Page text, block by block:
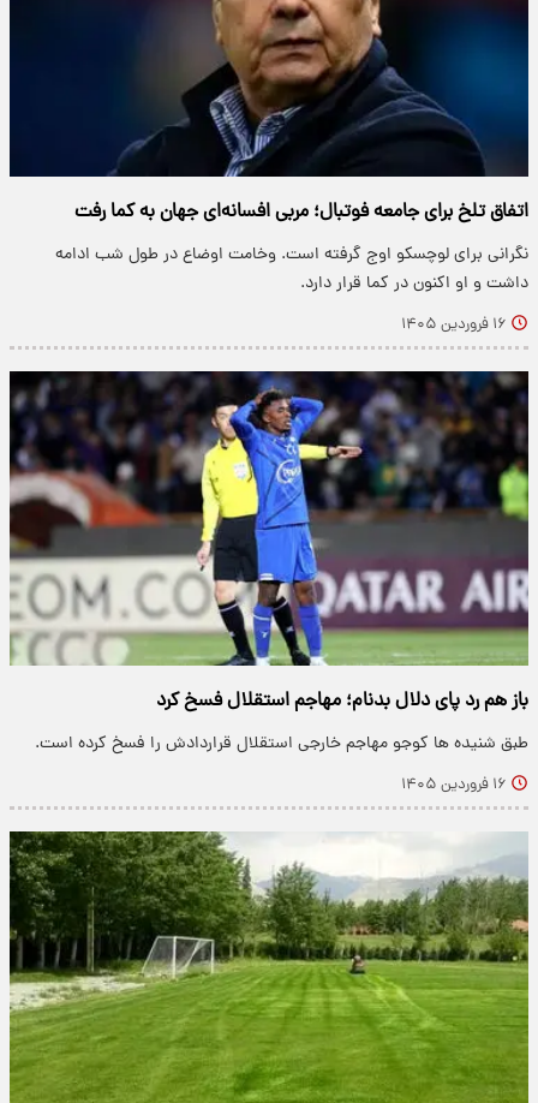
اتفاق تلخ برای جامعه فوتبال؛ مربی افسانه‌ای جهان به کما رفت
نگرانی برای لوچسکو اوج گرفته است. وخامت اوضاع در طول شب ادامه
داشت و او اکنون در کما قرار دارد.
۱۶ فروردین ۱۴۰۵
باز هم رد پای دلال بدنام؛ مهاجم استقلال فسخ کرد
طبق شنیده ها کوجو مهاجم خارجی استقلال قراردادش را فسخ کرده است.
۱۶ فروردین ۱۴۰۵